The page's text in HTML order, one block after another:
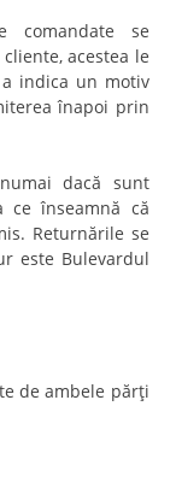
comandate se
acestea le
indica un motiv
înapoi prin
dacă sunt
înseamnă că
Returnările se
este Bulevardul
de ambele părţi